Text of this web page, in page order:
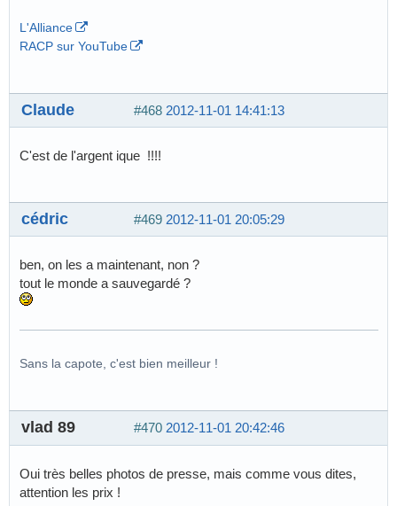
L'Alliance
RACP sur YouTube
#468 2012-11-01 14:41:13
Claude
C'est de l'argent ique !!!!
#469 2012-11-01 20:05:29
cédric
ben, on les a maintenant, non ?
tout le monde a sauvegardé ?
Sans la capote, c'est bien meilleur !
#470 2012-11-01 20:42:46
vlad 89
Oui très belles photos de presse, mais comme vous dites,
attention les prix !